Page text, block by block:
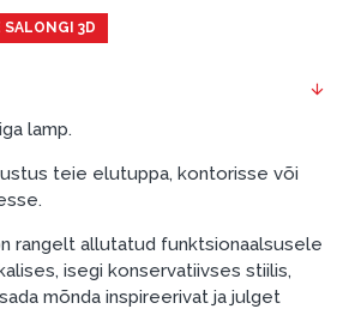
liisingu või järelmaksu
sissemakseta ja järelmaksu
kuud.
300 €, periood: 12 kuud,
0 €.
tänaval 91, Riia, Läti.
SALONGI 3D
lamp.
teie elutuppa, kontorisse või
rangelt allutatud funktsionaalsusele
isegi konservatiivses stiilis,
mõnda inspireerivat ja julget